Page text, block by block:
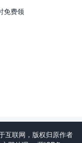
免费领
互联网，版权归原作者